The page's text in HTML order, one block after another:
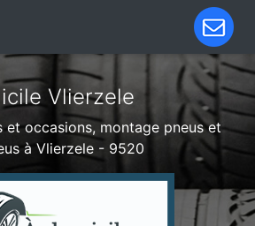
Vlierzele
et occasions, montage pneus et
à Vlierzele - 9520